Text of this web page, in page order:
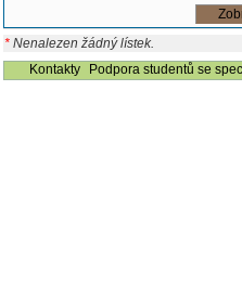
* Nenalezen žádný lístek.
Kontakty
Podpora studentů se